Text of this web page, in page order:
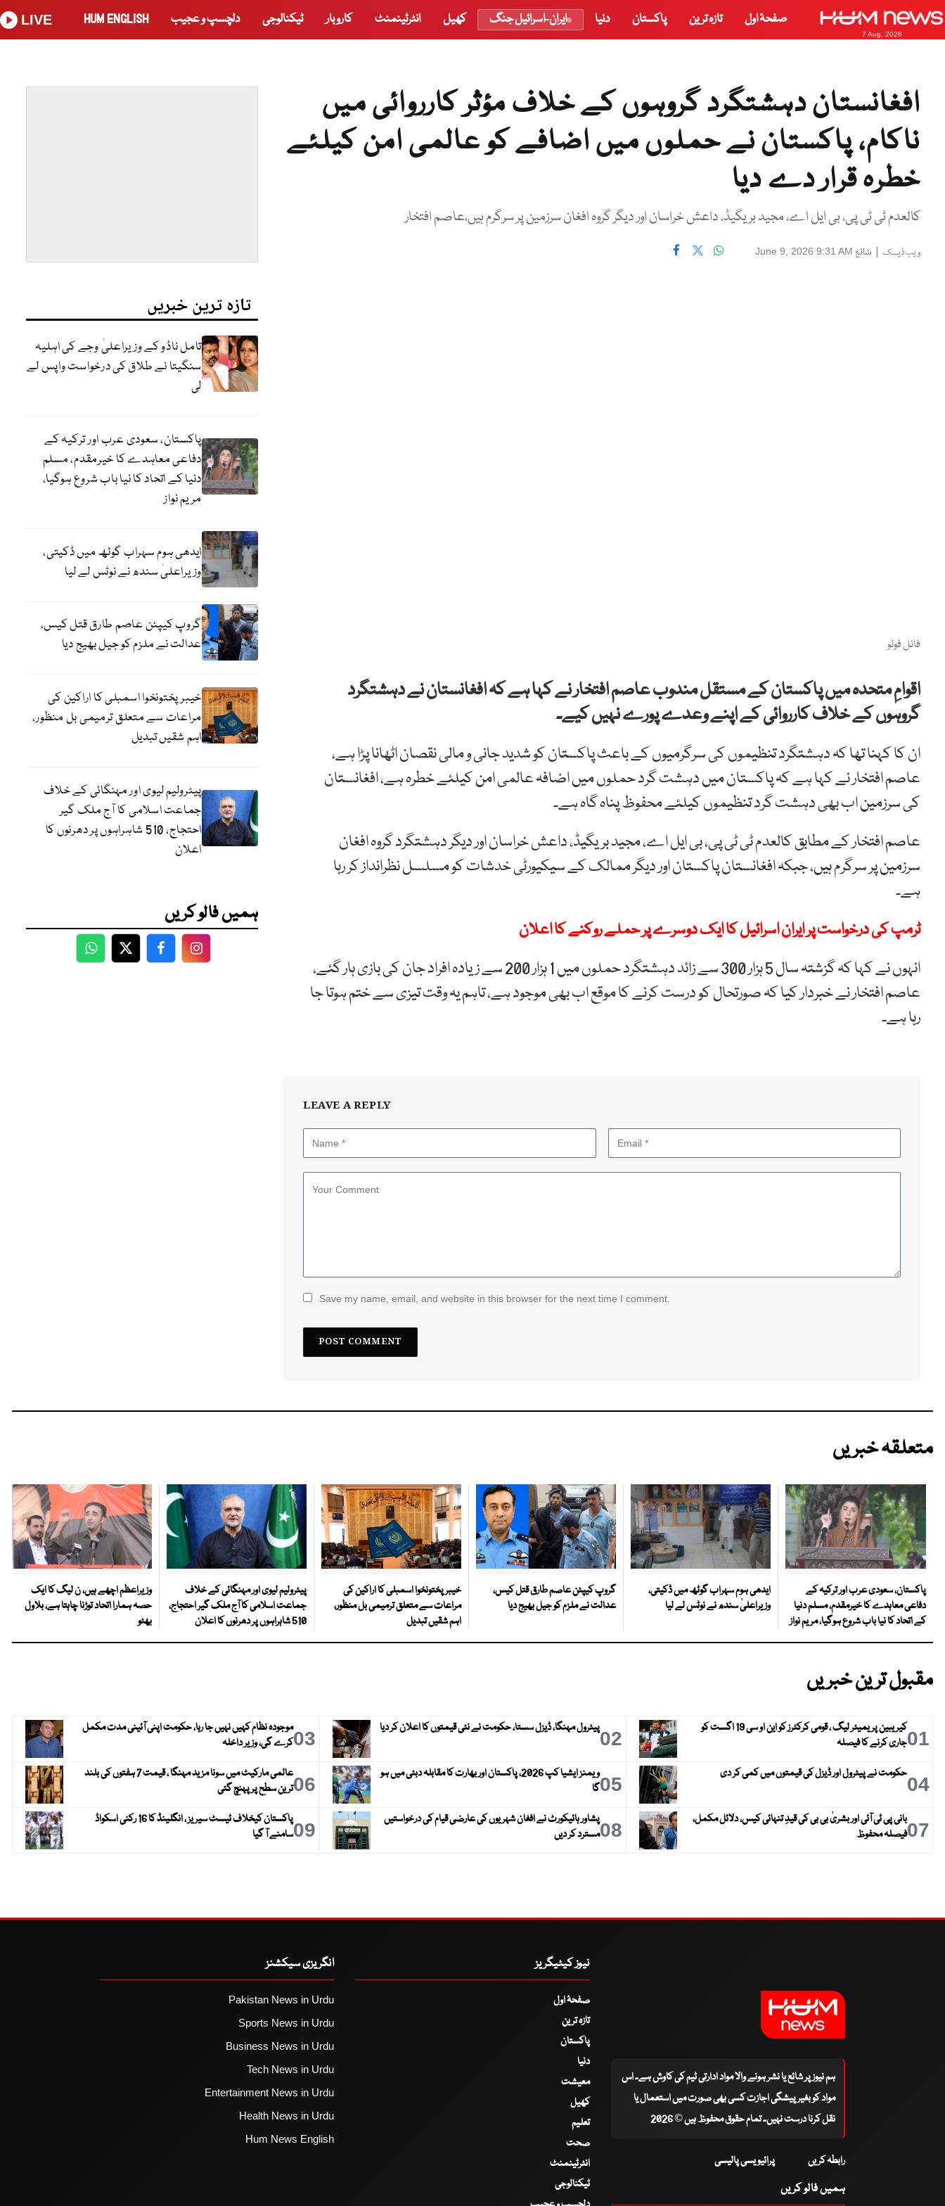
7 Aug, 2026
صفحۂ اول تازہ ترین پاکستان دنیا ایران-اسرائیل جنگ کھیل انٹرٹینمنٹ کاروبار ٹیکنالوجی دلچسپ و عجیب HUM ENGLISH
LIVE
افغانستان دہشتگرد گروہوں کے خلاف مؤثر کارروائی میں
ناکام، پاکستان نے حملوں میں اضافے کو عالمی امن کیلئے
خطرہ قرار دے دیا
کالعدم ٹی ٹی پی، بی ایل اے، مجید بریگیڈ، داعش خراسان اور دیگر گروہ افغان سرزمین پر سرگرم ہیں،عاصم افتخار
ویب ڈیسک | شائع June 9, 2026 9:31 AM
فائل فوٹو
اقوامِ متحدہ میں پاکستان کے مستقل مندوب عاصم افتخار نے کہا ہے کہ افغانستان نے دہشتگرد
گروہوں کے خلاف کارروائی کے اپنے وعدے پورے نہیں کیے۔
ان کا کہنا تھا کہ دہشتگرد تنظیموں کی سرگرمیوں کے باعث پاکستان کو شدید جانی و مالی نقصان اٹھانا پڑا ہے،
عاصم افتخار نے کہا ہے کہ پاکستان میں دہشت گرد حملوں میں اضافہ عالمی امن کیلئے خطرہ ہے، افغانستان
کی سرزمین اب بھی دہشت گرد تنظیموں کیلئے محفوظ پناہ گاہ ہے۔
عاصم افتخار کے مطابق کالعدم ٹی ٹی پی، بی ایل اے، مجید بریگیڈ، داعش خراسان اور دیگر دہشتگرد گروہ افغان
سرزمین پر سرگرم ہیں، جبکہ افغانستان پاکستان اور دیگر ممالک کے سیکیورٹی خدشات کو مسلسل نظرانداز کر رہا
ہے۔
ٹرمپ کی درخواست پر ایران اسرائیل کا ایک دوسرے پر حملے روکنے کا اعلان
انہوں نے کہا کہ گزشتہ سال 5 ہزار 300 سے زائد دہشتگرد حملوں میں 1 ہزار 200 سے زیادہ افراد جان کی بازی ہار گئے،
عاصم افتخار نے خبردار کیا کہ صورتحال کو درست کرنے کا موقع اب بھی موجود ہے، تاہم یہ وقت تیزی سے ختم ہوتا جا
رہا ہے۔
LEAVE A REPLY
Save my name, email, and website in this browser for the next time I comment.
تازہ ترین خبریں
تامل ناڈو کے وزیراعلیٰ وجے کی اہلیہ
سنگیتا نے طلاق کی درخواست واپس لے
لی
پاکستان، سعودی عرب اور ترکیہ کے
دفاعی معاہدے کا خیرمقدم، مسلم
دنیا کے اتحاد کا نیا باب شروع ہوگیا،
مریم نواز
ایدھی ہوم سہراب گوٹھ میں ڈکیتی،
وزیراعلیٰ سندھ نے نوٹس لے لیا
گروپ کیپٹن عاصم طارق قتل کیس،
عدالت نے ملزم کو جیل بھیج دیا
خیبرپختونخوا اسمبلی کا اراکین کی
مراعات سے متعلق ترمیمی بل منظور،
اہم شقیں تبدیل
پیٹرولیم لیوی اور مہنگائی کے خلاف
جماعت اسلامی کا آج ملک گیر
احتجاج، 510 شاہراہوں پر دھرنوں کا
اعلان
ہمیں فالو کریں
WhatsApp
TwitterFacebookFacebook
متعلقہ خبریں
پاکستان، سعودی عرب اور ترکیہ کے
دفاعی معاہدے کا خیرمقدم، مسلم دنیا
کے اتحاد کا نیا باب شروع ہوگیا، مریم نواز
ایدھی ہوم سہراب گوٹھ میں ڈکیتی،
وزیراعلیٰ سندھ نے نوٹس لے لیا
گروپ کیپٹن عاصم طارق قتل کیس،
عدالت نے ملزم کو جیل بھیج دیا
خیبرپختونخوا اسمبلی کا اراکین کی
مراعات سے متعلق ترمیمی بل منظور،
اہم شقیں تبدیل
پیٹرولیم لیوی اور مہنگائی کے خلاف
جماعت اسلامی کا آج ملک گیر احتجاج،
510 شاہراہوں پر دھرنوں کا اعلان
وزیراعظم اچھے ہیں، ن لیگ کا ایک
حصہ ہمارا اتحاد توڑنا چاہتا ہے، بلاول
بھٹو
مقبول ترین خبریں
01
کیریبین پریمیئر لیگ ، قومی کرکٹرز کو این او سی 19 اگست کو
جاری کرنے کا فیصلہ
02پیٹرول مہنگا، ڈیزل سستا، حکومت نے نئی قیمتوں کا اعلان کر دیا 03موجودہ نظام کہیں نہیں جا رہا، حکومت اپنی آئینی مدت مکمل
کرے گی، وزیر داخلہ
04حکومت نے پیٹرول اور ڈیزل کی قیمتوں میں کمی کر دی 05
ویمنز ایشیا کپ 2026، پاکستان اور بھارت کا مقابلہ دبئی میں ہو
گا
06
عالمی مارکیٹ میں سونا مزید مہنگا ، قیمت 7 ہفتوں کی بلند
ترین سطح پر پہنچ گئی
07بانی پی ٹی آئی اور بشریٰ بی بی کی قیدِ تنہائی کیس، دلائل مکمل،
فیصلہ محفوظ
08پشاور ہائیکورٹ نے افغان شہریوں کی عارضی قیام کی درخواستیں
مسترد کر دیں
09
پاکستان کیخلاف ٹیسٹ سیریز ، انگلینڈ کا 16 رکنی اسکواڈ
سامنے آ گیا
ہم نیوز پر شائع یا نشر ہونے والا مواد ادارتی ٹیم کی کاوش ہے۔ اس
مواد کو بغیر پیشگی اجازت کسی بھی صورت میں استعمال یا
نقل کرنا درست نہیں۔ تمام حقوق محفوظ ہیں © 2026
رابطہ کریں پرائیویسی پالیسی
ہمیں فالو کریں
نیوز کیٹیگریز
صفحۂ اول
تازہ ترین
پاکستان
دنیا
معیشت
کھیل
تعلیم
صحت
انٹرٹینمنٹ
ٹیکنالوجی
انگریزی سیکشنز
Pakistan News in Urdu
Sports News in Urdu
Business News in Urdu
Tech News in Urdu
Entertainment News in Urdu
Health News in Urdu
Hum News English